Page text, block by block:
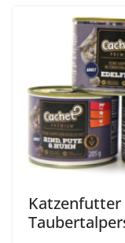
Katzenfutter